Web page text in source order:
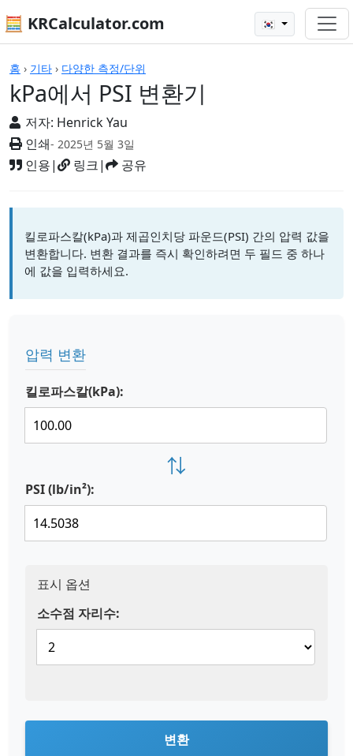
🧮 KRCalculator.com 🇰🇷
홈 › 기타 › 다양한 측정/단위
kPa에서 PSI 변환기
저자: Henrick Yau
인쇄- 2025년 5월 3일
인용| 링크| 공유
계산기
킬로파스칼(kPa)과 제곱인치당 파운드(PSI) 간의 압력 값을
변환합니다. 변환 결과를 즉시 확인하려면 두 필드 중 하나
에 값을 입력하세요.
압력 변환
킬로파스칼(kPa):
⇄
PSI (lb/in²):
표시 옵션
소수점 자리수:
변환